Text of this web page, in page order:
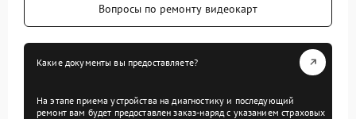
Вопросы по ремонту видеокарт
Какие документы вы предоставляете?
На этапе приема устройства на диагностику и последующий
ремонт вам будет предоставлен заказ-наряд с указанием страховых